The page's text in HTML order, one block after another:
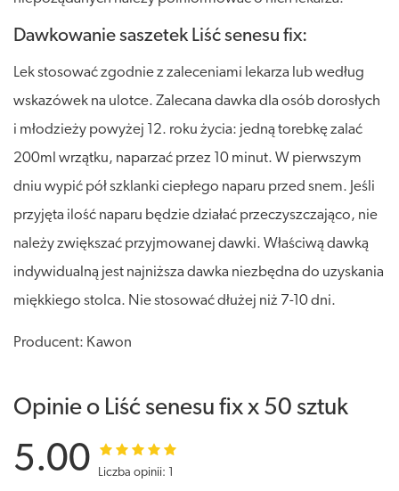
Dawkowanie saszetek Liść senesu fix:
Lek stosować zgodnie z zaleceniami lekarza lub według
wskazówek na ulotce. Zalecana dawka dla osób dorosłych
i młodzieży powyżej 12. roku życia: jedną torebkę zalać
200ml wrzątku, naparzać przez 10 minut. W pierwszym
dniu wypić pół szklanki ciepłego naparu przed snem. Jeśli
przyjęta ilość naparu będzie działać przeczyszczająco, nie
należy zwiększać przyjmowanej dawki. Właściwą dawką
indywidualną jest najniższa dawka niezbędna do uzyskania
miękkiego stolca. Nie stosować dłużej niż 7-10 dni.
Producent: Kawon
Opinie o Liść senesu fix x 50 sztuk
5.00 Liczba opinii: 1